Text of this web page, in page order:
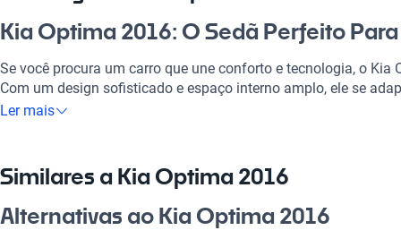
Kia Optima 2016: O Sedã Perfeito
Se você procura um carro que une conforto e tecnologia, o Kia
Com um design sofisticado e espaço interno amplo, ele se
seja para trabalhar, passear com a família ou fazer aquele rolê
investimento certo no mercado brasileiro, agregando valor ao
excelente relação custo-benefício.
Por que escolher Kia Optima 2016?
Ler mais
Similares a Kia Optima 2016
Alternativas ao Kia Optima 2016